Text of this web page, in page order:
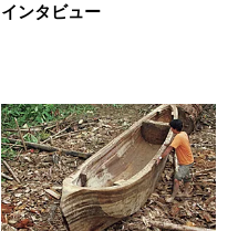
インタビュー